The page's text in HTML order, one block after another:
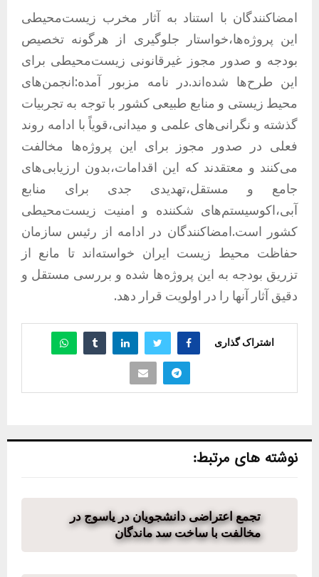
امضاکنندگان با استناد به آثار مخرب زیست‌محیطی
این پروژه‌ها،خواستار جلوگیری از هرگونه تخصیص
بودجه و صدور مجوز غیرقانونی زیست‌محیطی برای
این طرح‌ها شده‌اند.در نامه مزبور آمده:انجمن‌های
محیط زیستی و منابع طبیعی کشور با توجه به تجربیات
گذشته و نگرانی‌های علمی و میدانی،قویاً با ادامه روند
فعلی در صدور مجوز برای این پروژه‌ها مخالفت
می‌کنند و معتقدند که این اقدامات،بدون ارزیابی‌های
جامع و مستقل،تهدیدی جدی برای منابع
آبی،اکوسیستم‌های شکننده و امنیت زیست‌محیطی
کشور است.امضاکنندگان در ادامه از رئیس سازمان
حفاظت محیط‌ زیست ایران خواسته‌اند تا مانع از
تزریق بودجه به این پروژه‌ها شده و بررسی مستقل و
دقیق آثار آنها را در اولویت قرار دهد.
اشتراک گذاری
نوشته های مرتبط:
تجمع اعتراضی دانشجویان در یاسوج در
مخالفت با ساخت سد ماندگان